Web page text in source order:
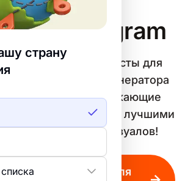
страну
для Instagram
уникальные Посты для
шаблонов генератора
Создавайте привлекающие
и выделяйтесь с лучшими
для создания визуалов!
стильные посты для